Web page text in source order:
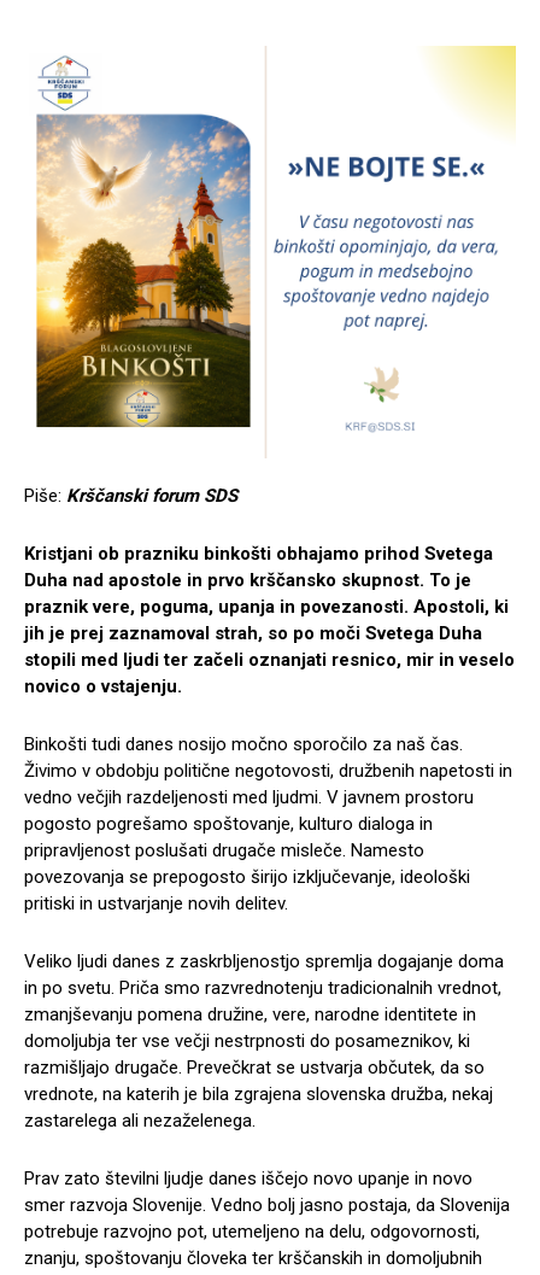
Piše: Krščanski forum SDS
Kristjani ob prazniku binkošti obhajamo prihod Svetega
Duha nad apostole in prvo krščansko skupnost. To je
praznik vere, poguma, upanja in povezanosti. Apostoli, ki
jih je prej zaznamoval strah, so po moči Svetega Duha
stopili med ljudi ter začeli oznanjati resnico, mir in veselo
novico o vstajenju.
Binkošti tudi danes nosijo močno sporočilo za naš čas.
Živimo v obdobju politične negotovosti, družbenih napetosti in
vedno večjih razdeljenosti med ljudmi. V javnem prostoru
pogosto pogrešamo spoštovanje, kulturo dialoga in
pripravljenost poslušati drugače misleče. Namesto
povezovanja se prepogosto širijo izključevanje, ideološki
pritiski in ustvarjanje novih delitev.
Veliko ljudi danes z zaskrbljenostjo spremlja dogajanje doma
in po svetu. Priča smo razvrednotenju tradicionalnih vrednot,
zmanjševanju pomena družine, vere, narodne identitete in
domoljubja ter vse večji nestrpnosti do posameznikov, ki
razmišljajo drugače. Prevečkrat se ustvarja občutek, da so
vrednote, na katerih je bila zgrajena slovenska družba, nekaj
zastarelega ali nezaželenega.
Prav zato številni ljudje danes iščejo novo upanje in novo
smer razvoja Slovenije. Vedno bolj jasno postaja, da Slovenija
potrebuje razvojno pot, utemeljeno na delu, odgovornosti,
znanju, spoštovanju človeka ter krščanskih in domoljubnih